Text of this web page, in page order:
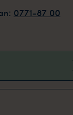
0771-87 00